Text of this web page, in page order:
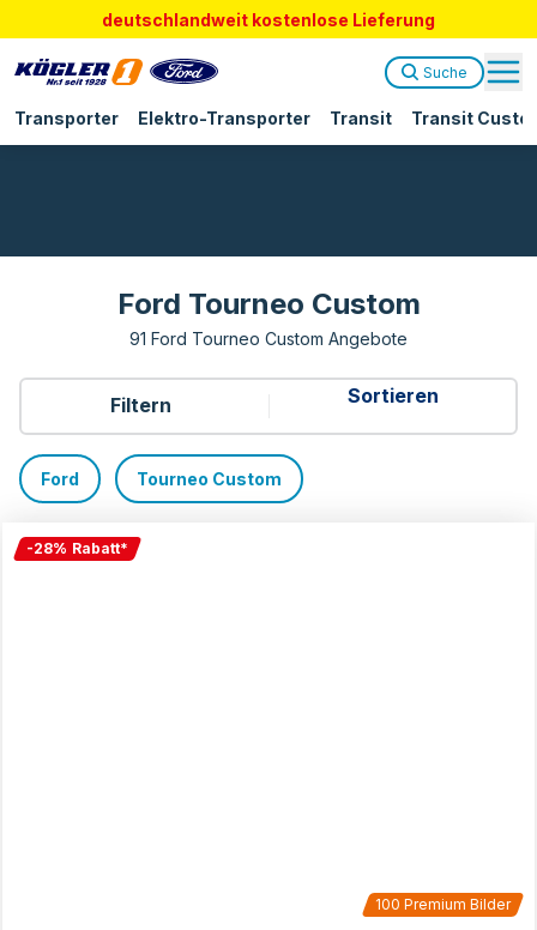
deutschlandweit kostenlose Lieferung
Transporter Elektro-Transporter Transit Transit
Suche
Ford Tourneo Custom
91 Ford Tourneo Custom Angebote
Filtern
Ford Tourneo Custom
-28% Rabatt*
100 Premium Bilder